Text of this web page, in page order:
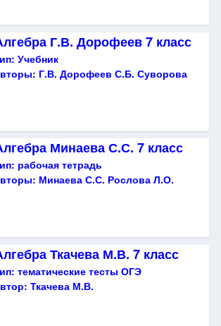
Г.В. Дорофеев 7 класс
Учебник
Г.В. Дорофеев С.Б. Суворова
Минаева С.С. 7 класс
рабочая тетрадь
Минаева С.С. Рослова Л.О.
Ткачева М.В. 7 класс
тематические тесты ОГЭ
Ткачева М.В.